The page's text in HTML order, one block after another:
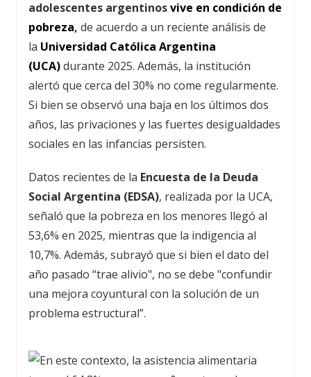
adolescentes argentinosvive en condición de
pobreza, de acuerdo a un reciente análisis de
la Universidad Católica Argentina
(UCA)durante 2025. Además, la institución
alertó que cerca del 30% no come regularmente.
Si bien se observó una baja en los últimos dos
años, las privaciones y las fuertes desigualdades
sociales en las infancias persisten.
Datos recientes de la Encuesta de la Deuda
Social Argentina (EDSA), realizada por la UCA,
señaló que la pobreza en los menores llegó al
53,6% en 2025, mientras que la indigencia al
10,7%. Además, subrayó que si bien el dato del
año pasado “trae alivio", no se debe "confundir
una mejora coyuntural con la solución de un
problema estructural”.